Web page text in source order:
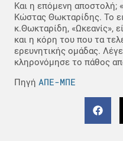
Και η επόμενη αποστολή;
Κώστας Θωκταρίδης. Το
κ.Θωκταρίδη, «Ωκεανίς»,
και η κόρη του που τα
ερευνητικής ομάδας.
κληρονόμησε το πάθος
Πηγή ΑΠΕ-ΜΠΕ